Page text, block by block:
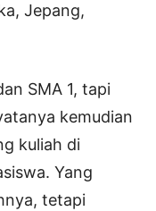
Jepang,
SMA 1, tapi
kemudian
kuliah di
Yang
tetapi